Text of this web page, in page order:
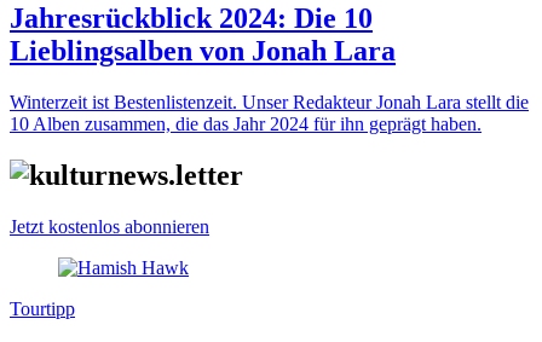
Jahresrückblick 2024: Die 10
Lieblingsalben von Jonah Lara
Winterzeit ist Bestenlistenzeit. Unser Redakteur Jonah Lara stellt die
10 Alben zusammen, die das Jahr 2024 für ihn geprägt haben.
Jetzt kostenlos abonnieren
Tourtipp